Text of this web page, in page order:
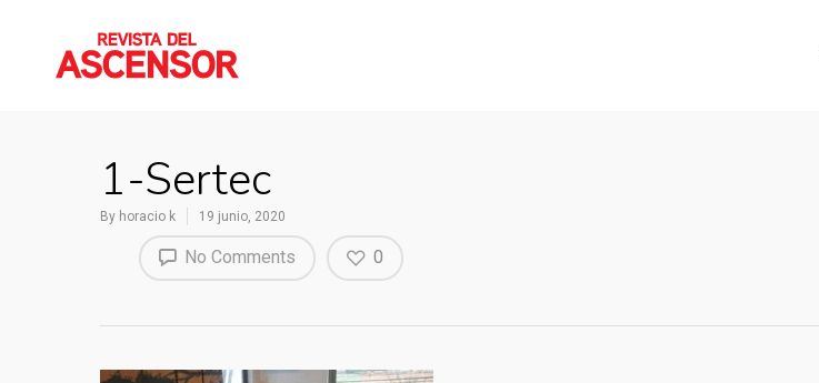
1-Sertec
By horacio k 19 junio, 2020
No Comments 0